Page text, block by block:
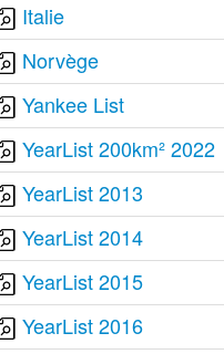
Italie
Norvège
Yankee List
YearList 200km² 2022
YearList 2013
YearList 2014
YearList 2015
YearList 2016